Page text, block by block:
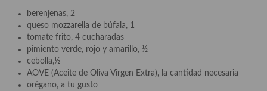
Bebidas
Bocadillos, hamburguesas, sándwich, emparedados, tostas y
demás
Entrantes y primeros platos
berenjenas, 2
queso mozzarella de búfala, 1
tomate frito, 4 cucharadas
pimiento verde, rojo y amarillo, ½
cebolla,½
AOVE (Aceite de Oliva Virgen Extra), la cantidad necesaria
orégano, a tu gusto